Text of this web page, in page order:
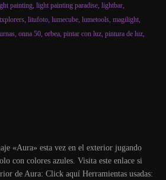
painting, light painting paradise, lightbar,
litufoto lumecube lumetools magilight
onna 50 orbea pintar con luz pintura de luz
«Aura» esta vez en el exterior jugando
con colores azules. Visita este enlace si
de Aura: Click aquí Herramientas usadas: